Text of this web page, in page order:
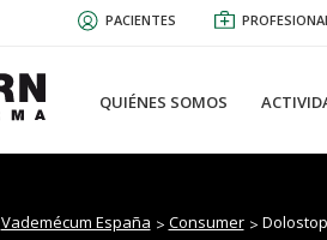
PACIENTES
QUIÉNES SOMOS
Vademécum España Consumer